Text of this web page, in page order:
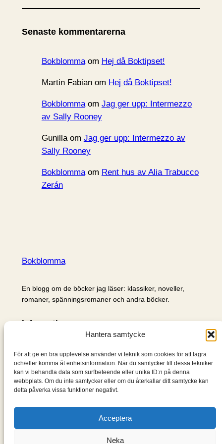
Hantera samtycke
För att ge en bra upplevelse använder vi teknik som cookies för att lagra
och/eller komma åt enhetsinformation. När du samtycker till dessa tekniker
kan vi behandla data som surfbeteende eller unika ID:n på denna
webbplats. Om du inte samtycker eller om du återkallar ditt samtycke kan
detta påverka vissa funktioner negativt.
Acceptera
Neka
k
v
Senaste kommentarerna
Bokblommaom Hej då Boktipset!
Martin Fabianom Hej då Boktipset!
Bokblommaom Jag ger upp: Intermezzo
av Sally Rooney
Gunillaom Jag ger upp: Intermezzo av
Sally Rooney
Bokblommaom Rent hus av Alia Trabucco
Zerán
Bokblomma
En blogg om de böcker jag läser: klassiker, noveller,
romaner, spänningsromaner och andra böcker.
Information
Om mig & om bloggen
S
ö
k